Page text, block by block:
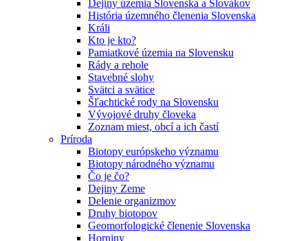
Dejiny územia Slovenska a Slovákov
História územného členenia Slovenska
Králi
Kto je kto?
Pamiatkové územia na Slovensku
Rády a rehole
Stavebné slohy
Svätci a svätice
Šľachtické rody na Slovensku
Vývojové druhy človeka
Zoznam miest, obcí a ich častí
Príroda
Biotopy európskeho významu
Biotopy národného významu
Čo je čo?
Dejiny Zeme
Delenie organizmov
Druhy biotopov
Geomorfologické členenie Slovenska
Horniny